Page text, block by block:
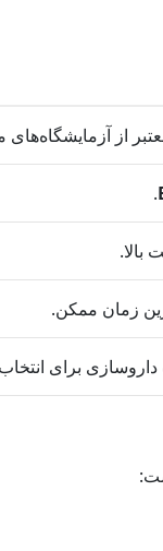
از آزمایشگاه‌های
.
بالا.
زمان ممکن.
برای انتخاب